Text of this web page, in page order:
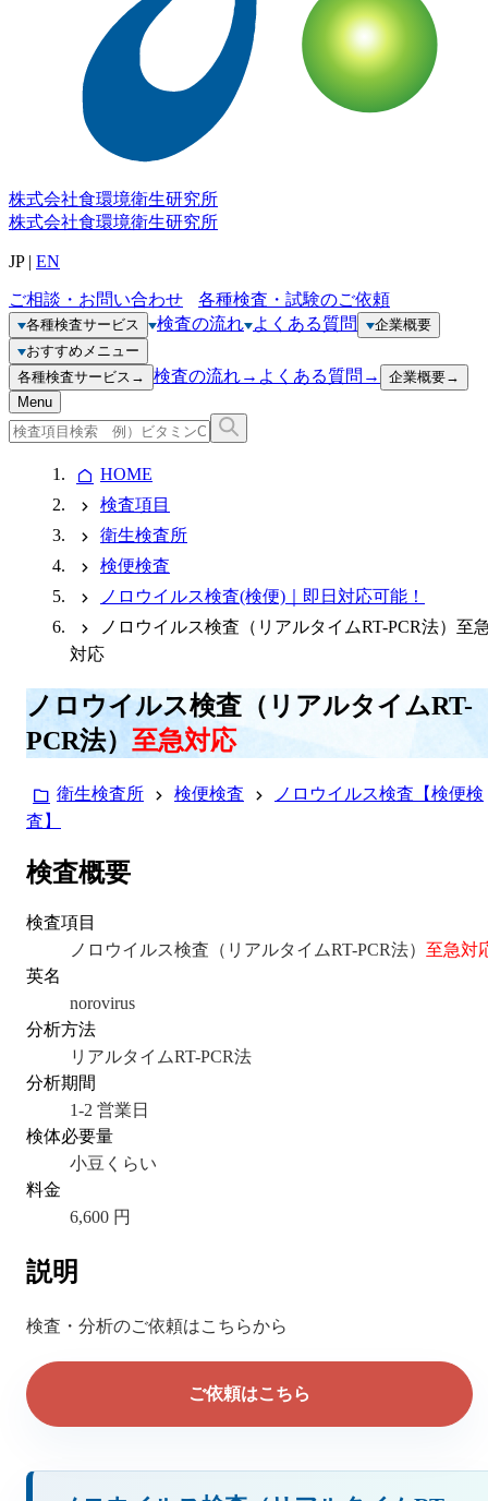
株式会社食環境衛生研究所
株式会社食環境衛生研究所
JP| EN
ご相談・お問い合わせ 各種検査・試験のご依頼
各種検査サービス 検査の流れ よくある質問
企業概要
おすすめメニュー
各種検査サービス → 検査の流れ→ よくある質問 → 企業概要→
Menu
HOME
検査項目
衛生検査所
検便検査
ノロウイルス検査(検便)｜即日対応可能！
ノロウイルス検査（リアルタイムRT-PCR法）至
対応
ノロウイルス検査（リアルタイムRT-
PCR法） 至急対応
衛生検査所 検便検査
ノロウイルス検査【検便検
査】
検査概要
検査項目
ノロウイルス検査（リアルタイムRT-PCR法） 至急対
英名
norovirus
分析方法
リアルタイムRT-PCR法
分析期間
1-2 営業日
検体必要量
小豆くらい
料金
6,600 円
説明
検査・分析のご依頼はこちらから
ご依頼はこちら